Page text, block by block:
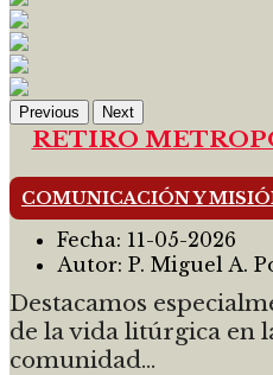
Previous Next
RETIRO
COMUNICACIÓN Y
Fecha: 11-05-2026
Autor: P. Miguel A.
Destacamos
de la vida litúrgica en
comunidad...